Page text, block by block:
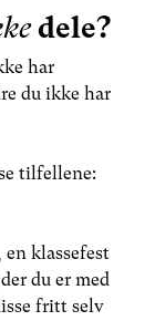
dele?
har
du ikke har
tilfellene:
klassefest
du er med
fritt selv